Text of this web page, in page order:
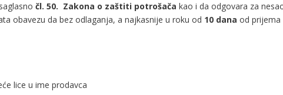
čl. 50. Zakona o zaštiti potrošača kao i da odgovara za
obavezu da bez odlaganja, a najkasnije u roku od 10 dana od prijema
lice u ime prodavca